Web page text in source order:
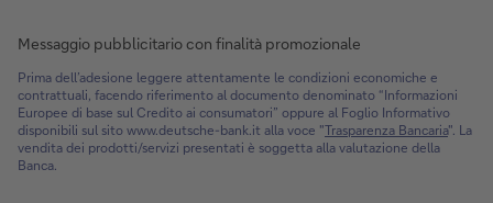
Messaggio pubblicitario con finalità promozionale
Prima dell’adesione leggere attentamente le condizioni economiche e
contrattuali, facendo riferimento al documento denominato “Informazioni
Europee di base sul Credito ai consumatori” oppure al Foglio Informativo
disponibili sul sito www.deutsche-bank.it alla voce "Trasparenza Bancaria". La
vendita dei prodotti/servizi presentati è soggetta alla valutazione della
Banca.